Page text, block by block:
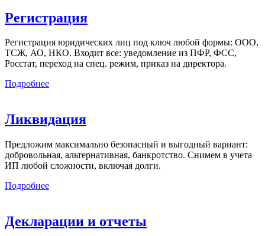
Регистрация
Регистрация юридических лиц под ключ любой формы: ООО,
ТСЖ, АО, НКО. Входит все: уведомление из ПФР, ФСС,
Росстат, переход на спец. режим, приказ на директора.
Подробнее
Ликвидация
Предложим максимально безопасный и выгодный вариант:
добровольная, альтернативная, банкротство. Снимем в учета
ИП любой сложности, включая долги.
Подробнее
Декларации и отчеты